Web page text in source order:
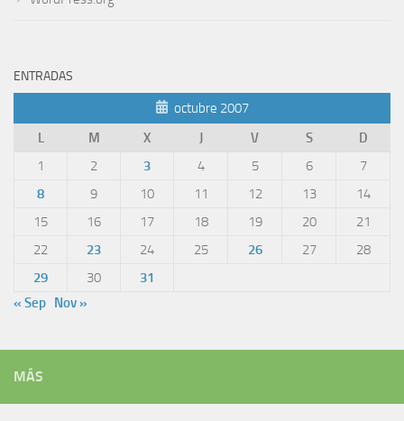
ENTRADAS
octubre 2007
L
M X J V S
D
1
2 3 4 5 6
7
8
9 10 11 12 13
14
15
16 17 18 19 20
21
22
23 24 25 26 27
28
29
30
31
« Sep Nov »
MÁS